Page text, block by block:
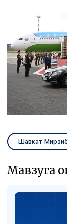
Шавкат
Мавзуга